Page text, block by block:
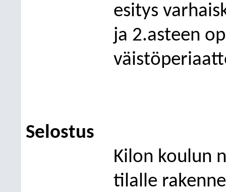
esitys
ja 2.asteen
Selostus
Kilon koulun
tilalle